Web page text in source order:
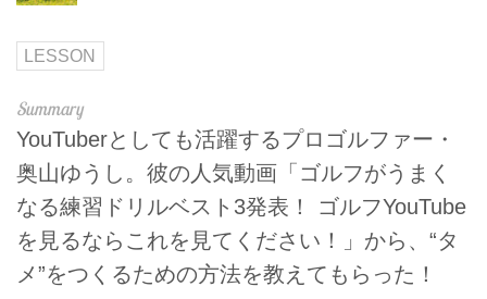
LESSON
YouTuberとしても活躍するプロゴルファー・
奥山ゆうし。彼の人気動画「ゴルフがうまく
なる練習ドリルベスト3発表！ ゴルフYouTube
を見るならこれを見てください！」から、“タ
メ”をつくるための方法を教えてもらった！